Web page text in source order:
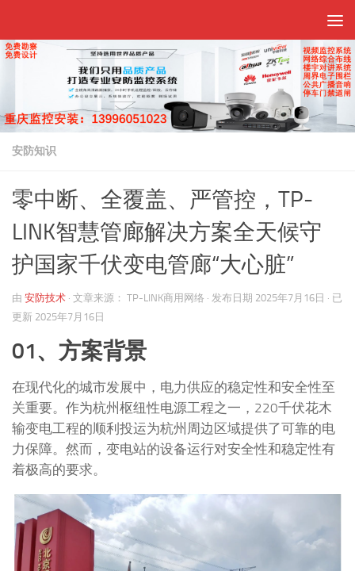
安防知识
零中断、全覆盖、严管控，TP-
LINK智慧管廊解决方案全天候守
护国家千伏变电管廊“大心脏”
由 安防技术 · 文章来源： TP-LINK商用网络 · 发布日期 2025年7月16日 · 已
更新 2025年7月16日
01、方案背景
在现代化的城市发展中，电力供应的稳定性和安全性至
关重要。作为杭州枢纽性电源工程之一，220千伏花木
输变电工程的顺利投运为杭州周边区域提供了可靠的电
力保障。然而，变电站的设备运行对安全性和稳定性有
着极高的要求。